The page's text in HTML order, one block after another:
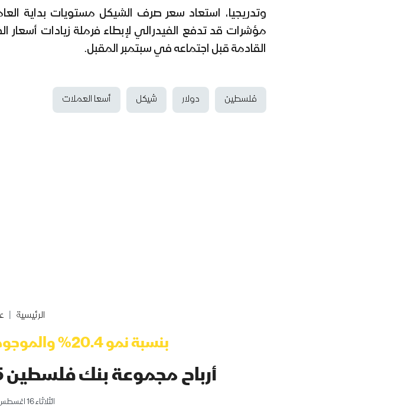
وتدريجيا، استعاد سعر صرف الشيكل مستويات بداية
مؤشرات قد تدفع الفيدرالي لإبطاء فرملة زيادات أسعار
القادمة قبل اجتماعه في سبتمبر المقبل.
فلسطين دولار شيكل أسعا العملات
الرئيسية
بنسبة نمو 20.4% والموجودات تسجل 6.30 مليار دولار
أرباح مجموعة بنك فلسطين 35 مليون دولار للنصف الأول
الثلاثاء 16 اغسطس 2022, 04:19 م